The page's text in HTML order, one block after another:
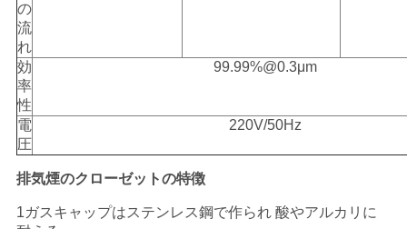
プ
ラ
イ
バ
シ
ー
の
流
れ
効
率
性
99.99%@0.3μm
電
圧
220V/50Hz
排気煙のクローゼットの特徴
1ガスキャップはステンレス鋼で作られ 酸やアルカリに